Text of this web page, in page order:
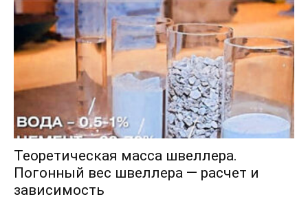
Теоретическая масса швеллера.
Погонный вес швеллера — расчет и
зависимость